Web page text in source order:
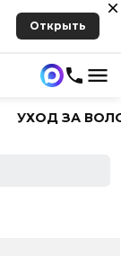
Открыть
УХОД ЗА